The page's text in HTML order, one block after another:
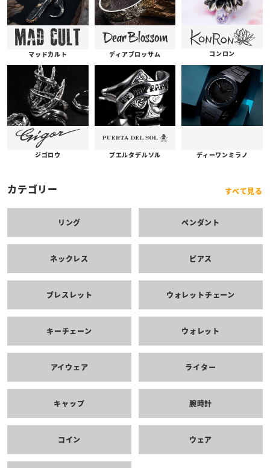
マッドカルト ディアブロッサム コンロン
ジゴロウ プエルタデルソル ディーワンミラノ
カテゴリー すべて見る
リング ペンダント
ネックレス ピアス
ブレスレット ウォレットチェーン
キーチェーン ウォレット
アイウェア ライター
キャップ 腕時計
コイン ウェア